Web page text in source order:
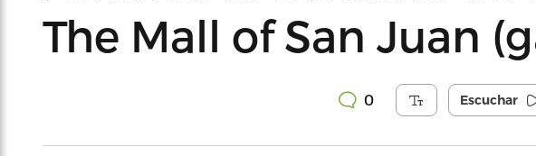
The Mall of San Juan
0 Escuchar